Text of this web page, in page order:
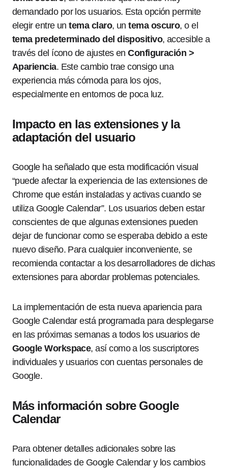
demandado por los usuarios. Esta opción permite
elegir entre untema claro, untema oscuro, o el
tema predeterminado del dispositivo, accesible a
través del ícono de ajustes enConfiguración >
Apariencia. Este cambio trae consigo una
experiencia más cómoda para los ojos,
especialmente en entornos de poca luz.
Impacto en las extensiones y la
adaptación del usuario
Google ha señalado que esta modificación visual
“puede afectar la experiencia de las extensiones de
Chrome que están instaladas y activas cuando se
utiliza Google Calendar”. Los usuarios deben estar
conscientes de que algunas extensiones pueden
dejar de funcionar como se esperaba debido a este
nuevo diseño. Para cualquier inconveniente, se
recomienda contactar a los desarrolladores de dichas
extensiones para abordar problemas potenciales.
La implementación de esta nueva apariencia para
Google Calendar está programada para desplegarse
en las próximas semanas a todos los usuarios de
Google Workspace, así como a los suscriptores
individuales y usuarios con cuentas personales de
Google.
Más información sobre Google
Calendar
Para obtener detalles adicionales sobre las
funcionalidades de Google Calendar y los cambios